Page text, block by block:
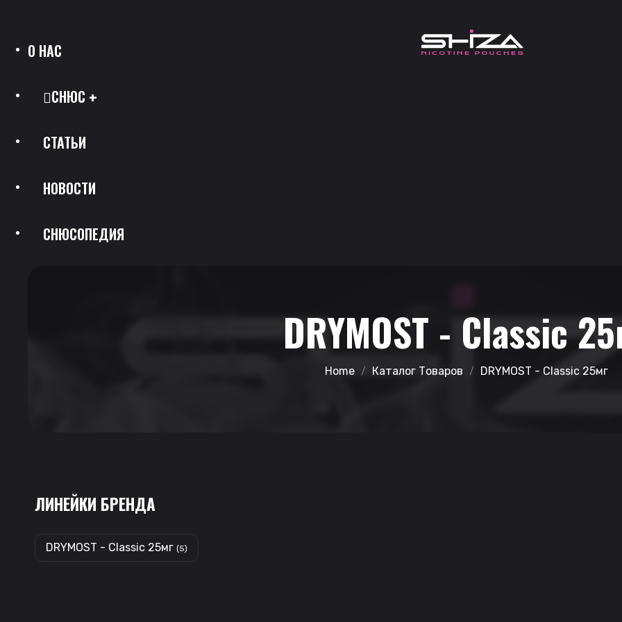
О НАС
СНЮС
СТАТЬИ
НОВОСТИ
СНЮСОПЕДИЯ
DRYMOST - Classic
Home Каталог Товаров DRYMOST - Classic 25мг
ЛИНЕЙКИ БРЕНДА
DRYMOST - Classic 25мг (5)